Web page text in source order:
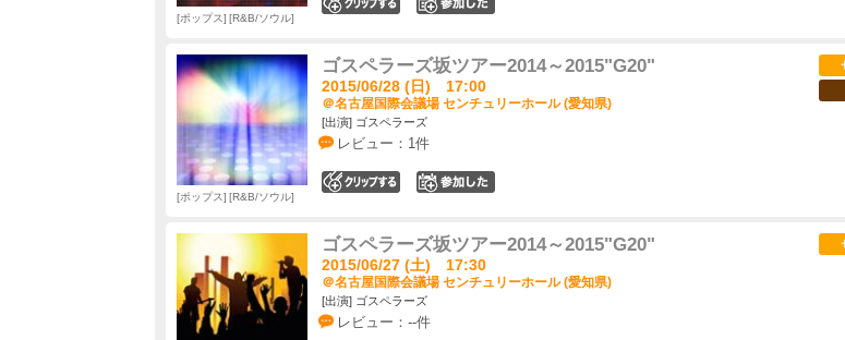
ポップス R&B/ソウル
ゴスペラーズ坂ツアー2014～2015"G20"
2015/06/28 (日) 17:00
＠名古屋国際会議場 センチュリーホール (愛知県)
[出演] ゴスペラーズ
レビュー：1件
ポップス R&B/ソウル
ゴスペラーズ坂ツアー2014～2015"G20"
2015/06/27 (土) 17:30
＠名古屋国際会議場 センチュリーホール (愛知県)
[出演] ゴスペラーズ
レビュー：--件